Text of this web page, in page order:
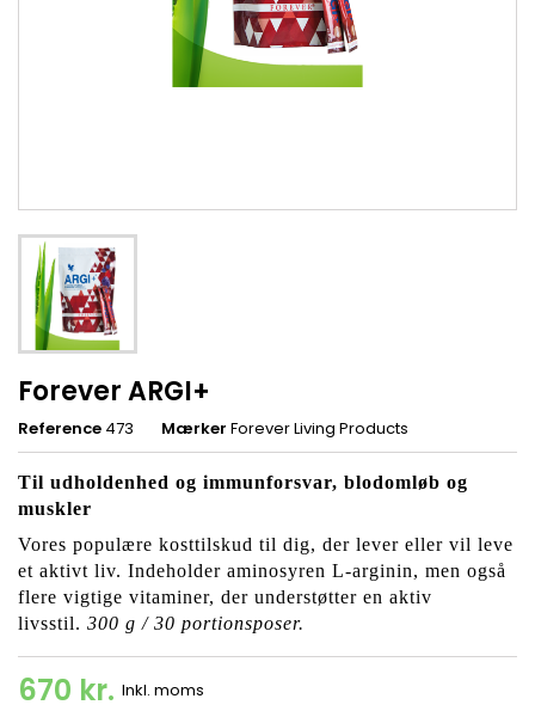
Forever ARGI+
Reference 473 Mærker Forever Living Products
Til udholdenhed og immunforsvar, blodomløb og
muskler
Vores populære kosttilskud til dig, der lever eller vil leve
et aktivt liv. Indeholder aminosyren L-arginin, men også
flere vigtige vitaminer, der understøtter en aktiv
livsstil. 300 g / 30 portionsposer.
670 kr. Inkl. moms